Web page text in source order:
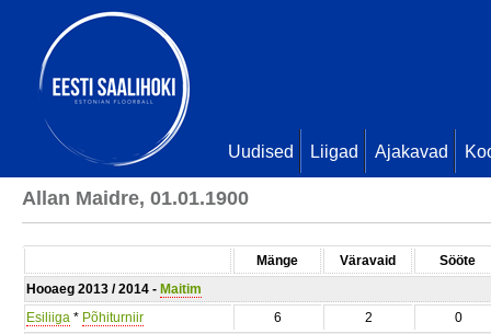
Uudised Liigad Ajakavad
Allan Maidre, 01.01.1900
Mänge Väravaid
Sööte
Hooaeg 2013 / 2014 - Maitim
Esiliiga * Põhiturniir 6 2
0